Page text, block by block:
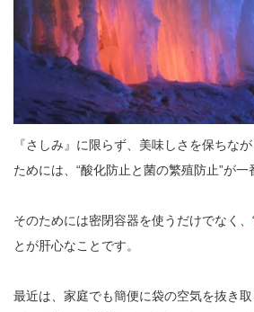
『さしみ』に限らず、美味しさを保ちな
ためには、“酸化防止と菌の繁殖防止”が一
そのためには密閉容器を使うだけでなく、
とが肝心なことです。
最近は、家庭でも簡便に袋の空気を抜き